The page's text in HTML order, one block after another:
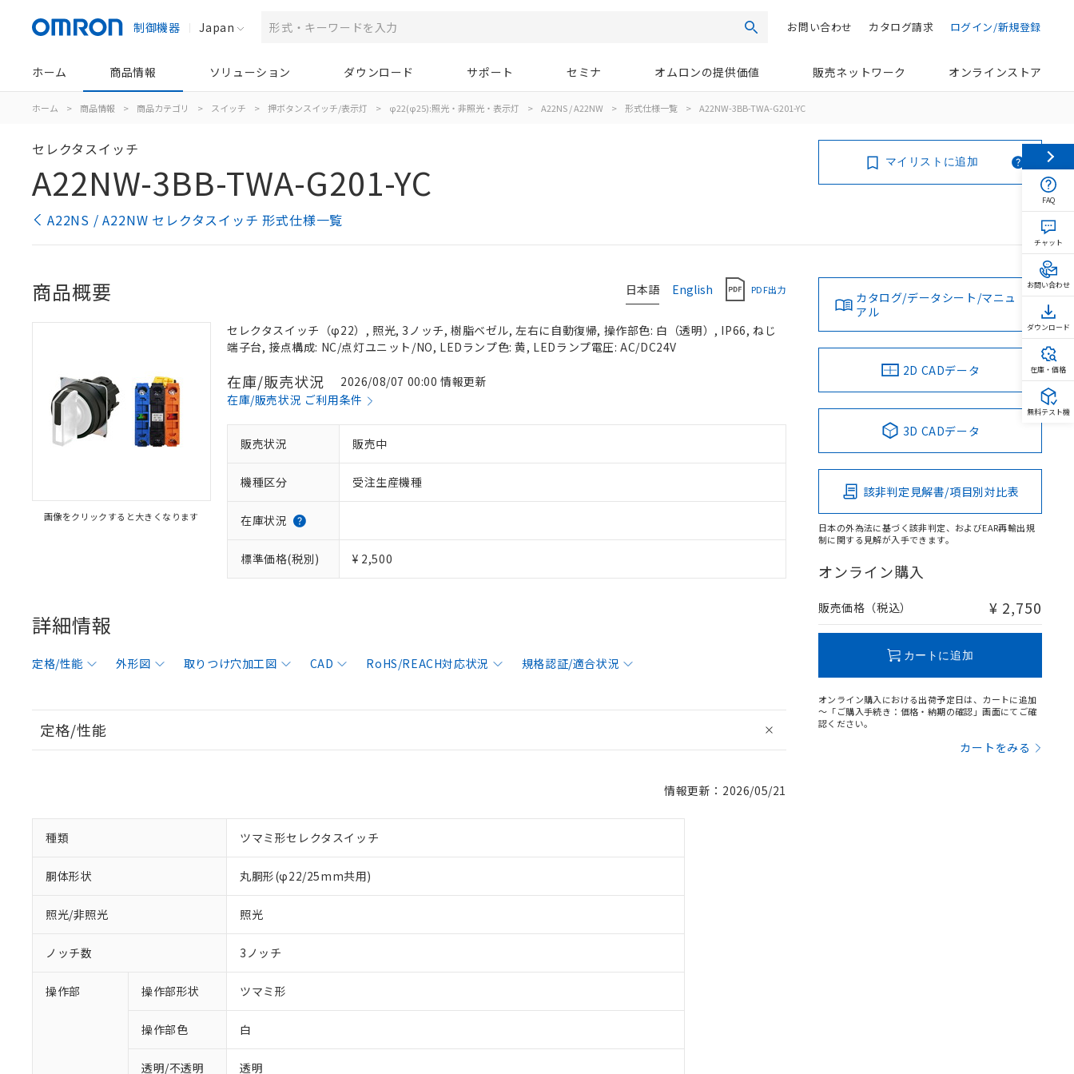
制御機器 Japan 検索 ログイン/新規登録
カタログ請求
お問い合わせ
ホーム 商品情報 ソリューション ダウンロード サポート セミナ オムロンの提供価値 販売ネットワーク オンラインストア
ホーム > 商品情報 > 商品カテゴリ > スイッチ > 押ボタンスイッチ/表示灯 > φ22(φ25):照光・非照光・表示灯 > A22NS / A22NW > 形式仕様一覧 > A22NW-3BB-TWA-G201-YC
セレクタスイッチ
A22NW-3BB-TWA-G201-YC
A22NS / A22NW セレクタスイッチ 形式仕様一覧
マイリストに追加
日本語 English PDF出力
商品概要
画像をクリックすると大きくなります
セレクタスイッチ（φ22）, 照光, 3ノッチ, 樹脂ベゼル, 左右に自動復帰, 操作部色: 白（透明）, IP66, ねじ
端子台, 接点構成: NC/点灯ユニット/NO, LEDランプ色: 黄, LEDランプ電圧: AC/DC24V
在庫/販売状況
2026/08/07 00:00 情報更新
在庫/販売状況 ご利用条件
販売状況 販売中
機種区分 受注生産機種
在庫状況
標準価格(税別) ¥ 2,500
詳細情報
定格/性能 外形図 取りつけ穴加工図 CAD RoHS/REACH対応状況 規格認証/適合状況
定格/性能
情報更新：2026/05/21
種類 ツマミ形セレクタスイッチ
胴体形状 丸胴形(φ22/25mm共用)
照光/非照光 照光
ノッチ数 3ノッチ
操作部 操作部形状 ツマミ形
操作部色 白
透明/不透明 透明
カタログ/データシート/マニュ
アル
2D CADデータ
3D CADデータ
該非判定見解書/項目別対比表
日本の外為法に基づく該非判定、およびEAR再輸出規
制に関する見解が入手できます。
オンライン購入
販売価格（税込） ¥ 2,750
カートに追加
オンライン購入における出荷予定日は、カートに追加
～「ご購入手続き：価格・納期の確認」画面にてご確
認ください。
カートをみる
FAQ
チャット
お問い合わせ
ダウンロード
在庫・価格
無料テスト機